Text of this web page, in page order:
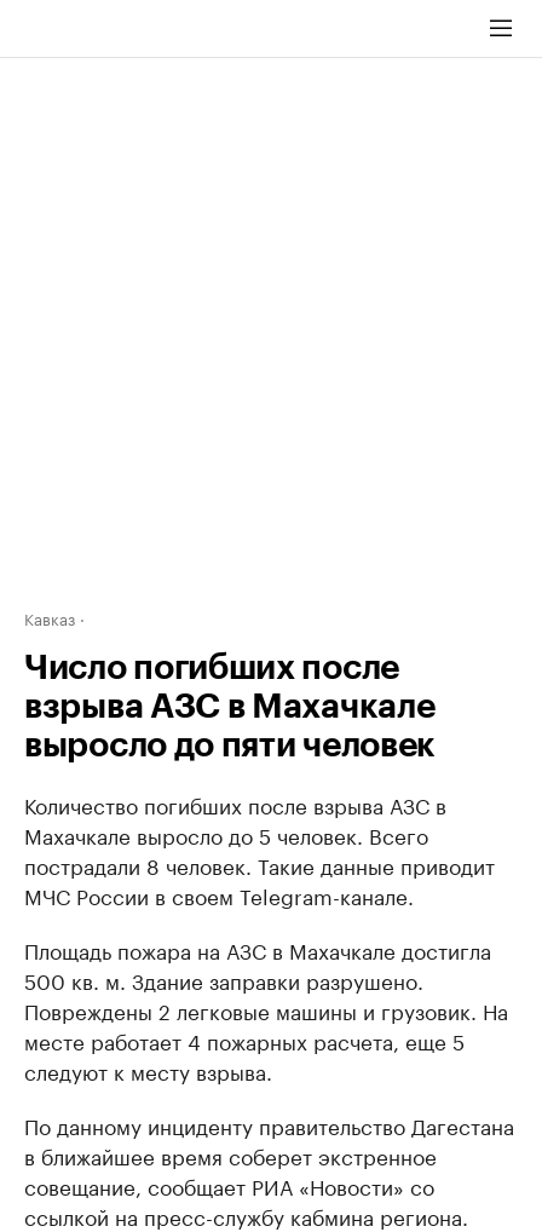
Кавказ
Число погибших после
взрыва АЗС в Махачкале
выросло до пяти человек
Количество погибших после взрыва АЗС в
Махачкале выросло до 5 человек. Всего
пострадали 8 человек. Такие данные приводит
МЧС России в своем Telegram-канале.
Площадь пожара на АЗС в Махачкале достигла
500 кв. м. Здание заправки разрушено.
Повреждены 2 легковые машины и грузовик. На
месте работает 4 пожарных расчета, еще 5
следуют к месту взрыва.
По данному инциденту правительство Дагестана
в ближайшее время соберет экстренное
совещание, сообщает РИА «Новости» со
ссылкой на пресс-службу кабмина региона.